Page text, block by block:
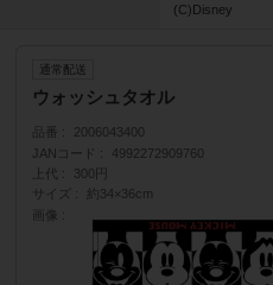
(C)Disney
通常配送
ウォッシュタオル
品番
2006043400
JANコード
4992272909760
上代
300円
サイズ
約34×36cm
画像